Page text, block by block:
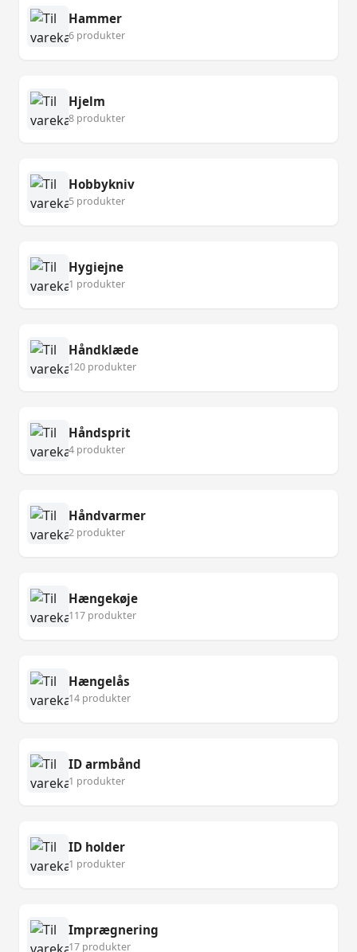
Hammer
6 produkter
Hjelm
8 produkter
Hobbykniv
5 produkter
Hygiejne
1 produkter
Håndklæde
120 produkter
Håndsprit
4 produkter
Håndvarmer
2 produkter
Hængekøje
117 produkter
Hængelås
14 produkter
ID armbånd
1 produkter
ID holder
1 produkter
Imprægnering
17 produkter